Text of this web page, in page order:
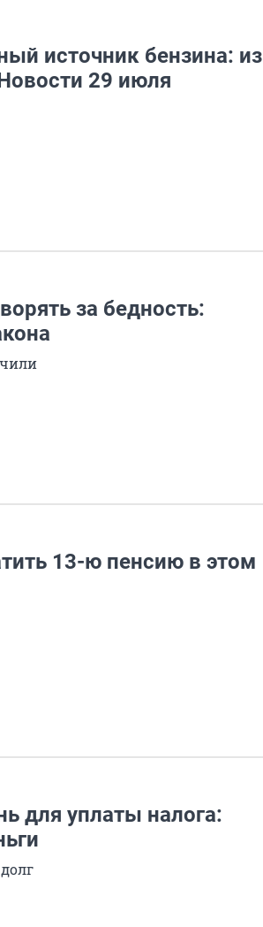
источник бензина: из
29 июля
за бедность:
13-ю пенсию в этом
для уплаты налога: